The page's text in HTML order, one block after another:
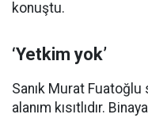
konuştu.
‘Yetkim yok’
Sanık Murat Fuatoğlu
alanım kısıtlıdır.